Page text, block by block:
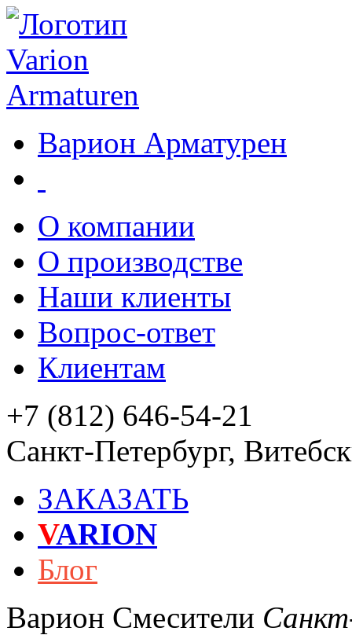
Варион Арматурен
О компании
О производстве
Наши клиенты
Вопрос-ответ
Клиентам
+7 (812) 646-54-21
Санкт-Петербург,
ЗАКАЗАТЬ
VARION
Блог
Варион Смесители